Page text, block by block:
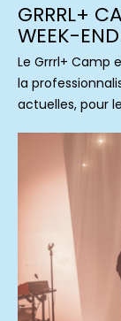
GRRRL+
WEEK-
Le Grrrl+ Camp
la
actuelles, pour